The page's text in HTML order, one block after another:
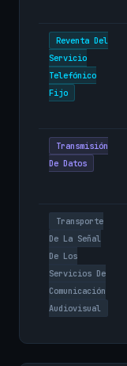
Reventa Del
Servicio
Telefónico
Fijo
Transmisión
De Datos
Transporte
De La Señal
De Los
Servicios De
Comunicación
Audiovisual